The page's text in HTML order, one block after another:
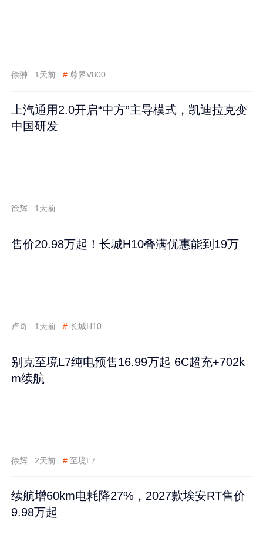
徐翀 1天前 # 尊界V800
上汽通用2.0开启“中方”主导模式，凯迪拉克变
中国研发
徐辉 1天前
售价20.98万起！长城H10叠满优惠能到19万
卢奇 1天前 # 长城H10
别克至境L7纯电预售16.99万起 6C超充+702k
m续航
徐辉 2天前 # 至境L7
续航增60km电耗降27%，2027款埃安RT售价
9.98万起